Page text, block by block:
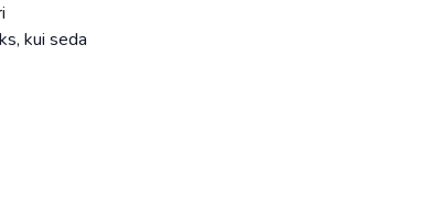
kui seda